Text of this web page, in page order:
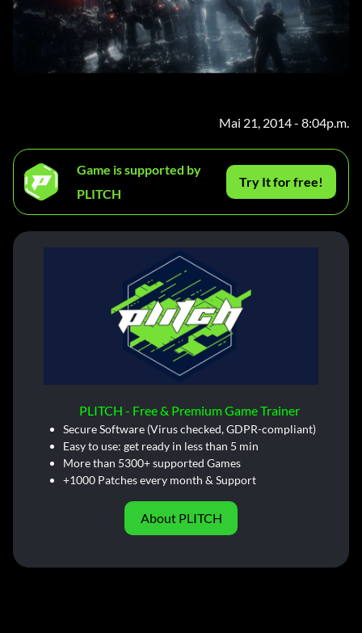
Mai 21, 2014 - 8:04p.m.
Game is supported by
PLITCH
Try It for free!
PLITCH - Free & Premium Game Trainer
Secure Software (Virus checked, GDPR-compliant)
Easy to use: get ready in less than 5 min
More than 5300+ supported Games
+1000 Patches every month & Support
About PLITCH